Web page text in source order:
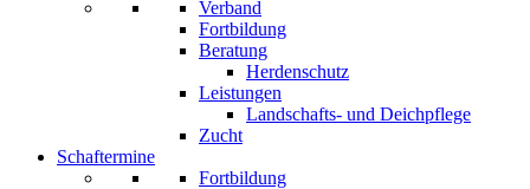
Verband
Fortbildung
Beratung
Herdenschutz
Leistungen
Landschafts- und Deichpflege
Zucht
Schaftermine
Fortbildung